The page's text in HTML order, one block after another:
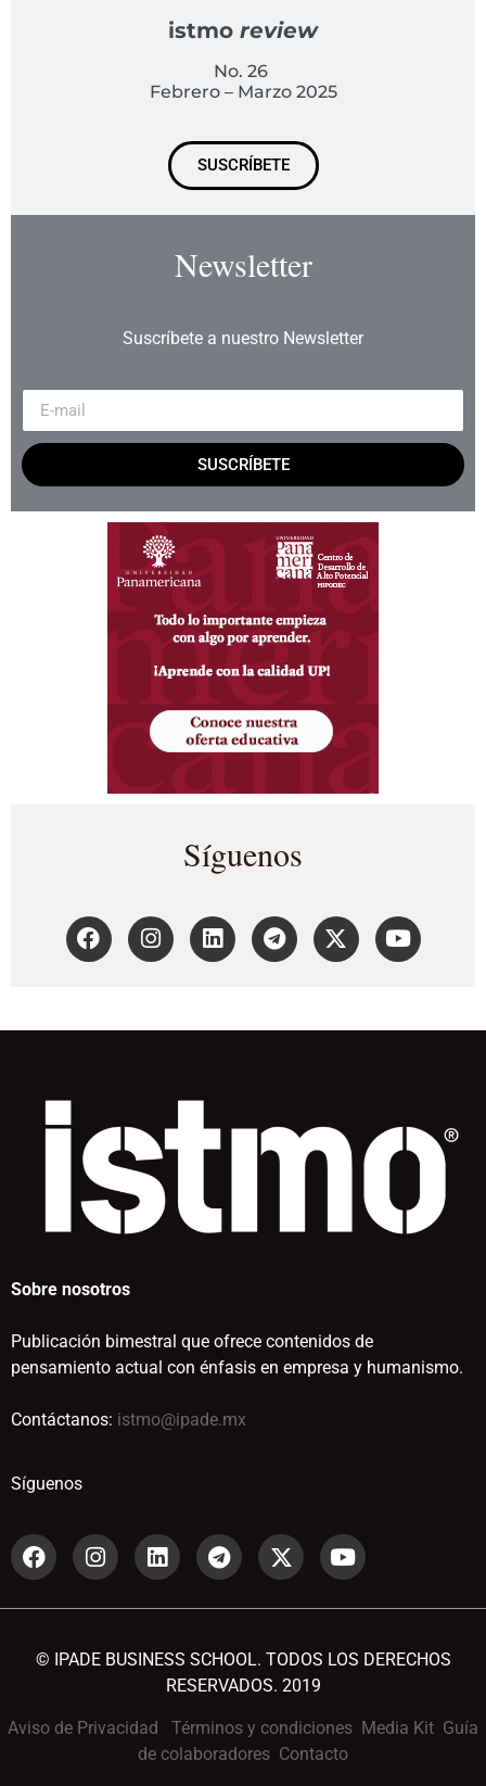
istmo review
No. 26
Febrero – Marzo 2025
SUSCRÍBETE
Newsletter
Suscríbete a nuestro Newsletter
SUSCRÍBETE
Síguenos
Sobre nosotros
Publicación bimestral que ofrece contenidos de
pensamiento actual con énfasis en empresa y humanismo.
Contáctanos: istmo@ipade.mx
Síguenos
© IPADE BUSINESS SCHOOL. TODOS LOS DERECHOS
RESERVADOS. 2019
Aviso de Privacidad Términos y condiciones Media Kit Guía
de colaboradores Contacto